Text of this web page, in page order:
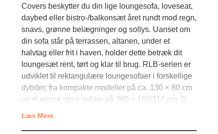
Covers beskytter du din lige loungesofa, loveseat,
daybed eller bistro-/balkonsæt året rundt mod regn,
snavs, grønne belægninger og sollys. Uanset om
din sofa står på terrassen, altanen, under et
halvtag eller frit i haven, holder dette betræk dit
loungesæt rent, tørt og klar til brug. RLB-serien er
udviklet til rektangulære loungesofaer i forskellige
dybder, fra kompakte modeller på ca. 130 × 80 cm
op til ekstra store sofaer på 360 × 100/110 cm. D…
Læs Mere